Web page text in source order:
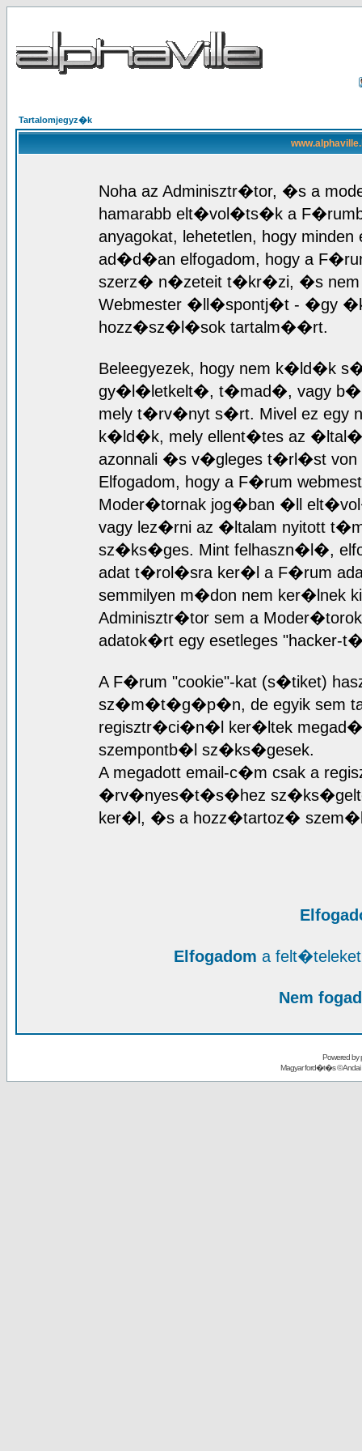
Tartalomjegyz�k
Noha az Adminisztr�tor, �s a
hamarabb elt�vol�ts�k a
anyagokat, lehetetlen, hogy
ad�d�an elfogadom, hogy a
szerz� n�zeteit t�kr�zi, �s nem
Webmester �ll�spontj�t - �gy
hozz�sz�l�sok tartalm��rt.
Beleegyezek, hogy nem k�ld�k
gy�l�letkelt�, t�mad�, vagy
mely t�rv�nyt s�rt. Mivel ez egy
k�ld�k, mely ellent�tes az
azonnali �s v�gleges t�rl�st von
Elfogadom, hogy a F�rum
Moder�tornak jog�ban �ll
vagy lez�rni az �ltalam nyitott
sz�ks�ges. Mint felhaszn�l�,
adat t�rol�sra ker�l a F�rum
semmilyen m�don nem ker�lnek
Adminisztr�tor sem a
adatok�rt egy esetleges "hacker-
A F�rum "cookie"-kat (s�tiket)
sz�m�t�g�p�n, de egyik sem
regisztr�ci�n�l ker�ltek
szempontb�l sz�ks�gesek.
A megadott email-c�m csak a
�rv�nyes�t�s�hez
ker�l, �s a hozz�tartoz�
Elfogadom a
Nem
Powered by
Magyar ford�t�s ©Andai